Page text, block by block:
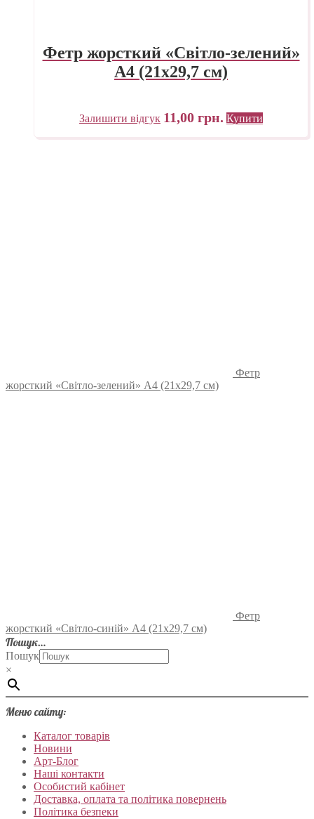
Фетр жорсткий «Світло-зелений»
А4 (21х29,7 см)
Залишити відгук 11,00 грн. Купити
Фетр
жорсткий «Світло-зелений» А4 (21х29,7 см)
Фетр
жорсткий «Світло-синій» А4 (21х29,7 см)
Пошук…
Пошук
×
Меню сайту:
Каталог товарів
Новини
Арт-Блог
Наші контакти
Особистий кабінет
Доставка, оплата та політика повернень
Політика безпеки